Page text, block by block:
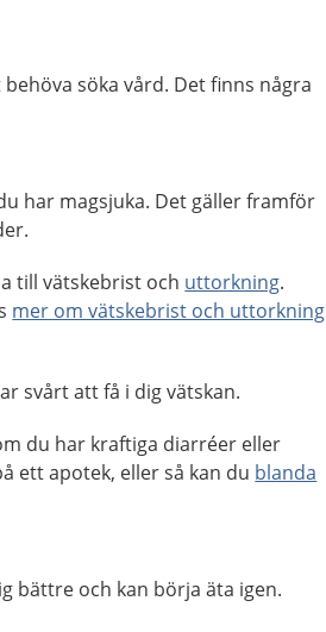
söka vård. Det finns några
har magsjuka. Det gäller framför
till vätskebrist och uttorkning.
mer om vätskebrist och uttorkning
svårt att få i dig vätskan.
du har kraftiga diarréer eller
ett apotek, eller så kan du blanda
bättre och kan börja äta igen.